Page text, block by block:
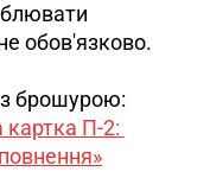
обов'язково.
брошурою:
картка П-2: